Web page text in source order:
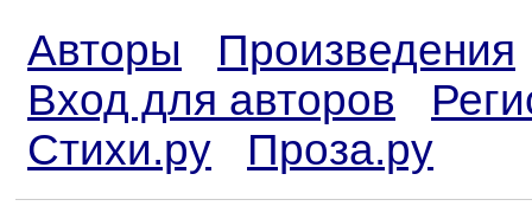
Авторы
Произведения
Вход для авторов
Стихи.ру
Проза.ру